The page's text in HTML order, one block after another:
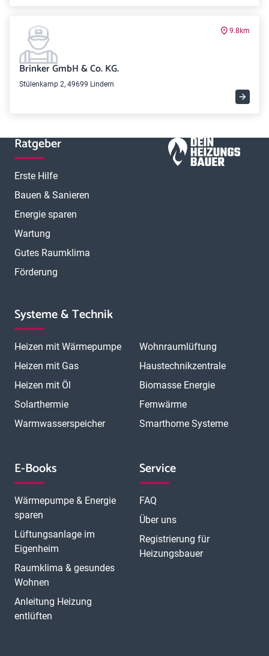
9.8km
Brinker GmbH & Co. KG.
Stülenkamp 2, 49699 Lindern
Ratgeber
Erste Hilfe
Bauen & Sanieren
Energie sparen
Wartung
Gutes Raumklima
Förderung
Systeme & Technik
Heizen mit Wärmepumpe
Heizen mit Gas
Heizen mit Öl
Solarthermie
Warmwasserspeicher
Wohnraumlüftung
Haustechnikzentrale
Biomasse Energie
Fernwärme
Smarthome Systeme
E-Books
Wärmepumpe & Energie
sparen
Lüftungsanlage im
Eigenheim
Raumklima & gesundes
Wohnen
Anleitung Heizung
entlüften
Service
FAQ
Über uns
Registrierung für
Heizungsbauer